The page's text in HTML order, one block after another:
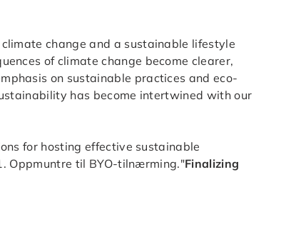
change and a sustainable lifestyle
of climate change become clearer,
on sustainable practices and eco-
has become intertwined with our
for hosting effective sustainable
Oppmuntre til BYO-tilnærming."Finalizing